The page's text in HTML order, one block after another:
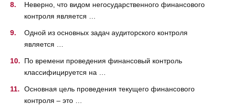
Неверно, что видом негосударственного финансового
контроля является …
Одной из основных задач аудиторского контроля
является …
По времени проведения финансовый контроль
классифицируется на …
Основная цель проведения текущего финансового
контроля – это …